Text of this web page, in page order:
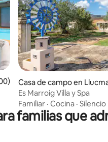
promedio: 4.93 de 5, 200
Casa de campo en
Es Marroig Villa y Spa
Familiar · Cocina · Silencio
familias que